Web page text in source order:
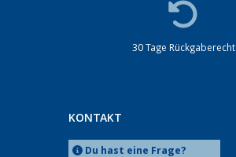
30 Tage Rückgaberecht
KONTAKT
Du hast eine Frage?